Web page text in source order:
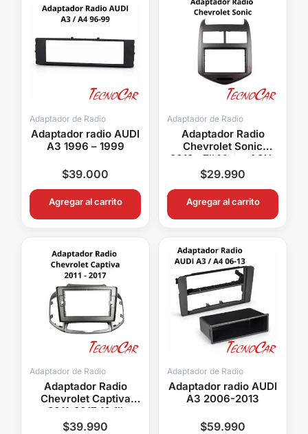
Adaptador de Radio
Adaptador radio AUDI
A3 1996 – 1999
$39.000
Agregar al carrito
Adaptador de Radio
Adaptador Radio
Chevrolet Sonic
2012+ 7″ Metra ACH-
007
$29.990
Agregar al carrito
Adaptador de Radio
Adaptador Radio
Chevrolet Captiva
2011-2017 10.1″
Connection ACH-
$39.990
Adaptador de Radio
Adaptador radio AUDI
A3 2006-2013
$59.990